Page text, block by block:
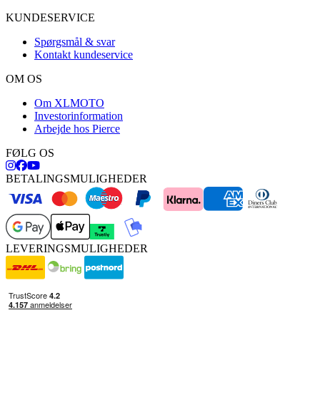
KUNDESERVICE
Spørgsmål & svar
Kontakt kundeservice
OM OS
Om XLMOTO
Investorinformation
Arbejde hos Pierce
FØLG OS
BETALINGSMULIGHEDER
LEVERINGSMULIGHEDER